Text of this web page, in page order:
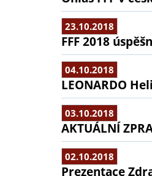
23.10.2018
FFF 2018
04.10.2018
LEONARDO
03.10.2018
AKTUÁLNÍ
02.10.2018
Prezentace